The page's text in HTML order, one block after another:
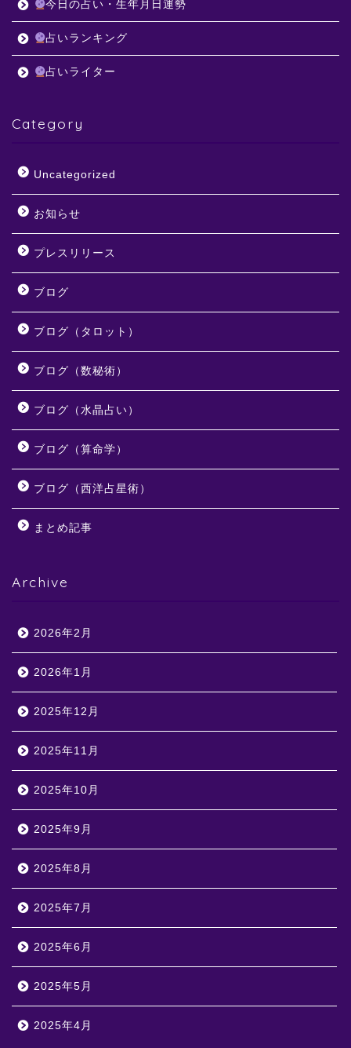
今日の占い・生年月日運勢
占いランキング
占いライター
Category
Uncategorized
お知らせ
プレスリリース
ブログ
ブログ（タロット）
ブログ（数秘術）
ブログ（水晶占い）
ブログ（算命学）
ブログ（西洋占星術）
まとめ記事
Archive
2026年2月
2026年1月
2025年12月
2025年11月
2025年10月
2025年9月
2025年8月
2025年7月
2025年6月
2025年5月
2025年4月